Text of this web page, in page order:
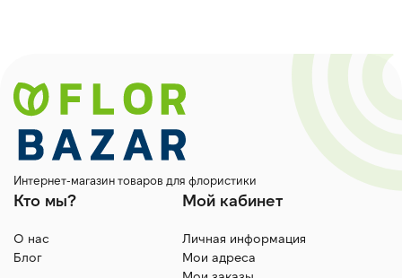
Шпильки практически незаметный, но важный
элемент в букете или цветочной композиции.
Обычно флористическими шпильками
прикалывают шелковую ленту, которой
оборачивают ножку букета. Крепеж виден,
поэтому шляпка булавки должна гармонировать
по цвету, форме и размеру. Существует один вид
без флористических булавок это - гламелия в
Интернет-магазин товаров для флористики
Кто мы?
О нас
Блог
Мой кабинет
Личная информация
Мои адреса